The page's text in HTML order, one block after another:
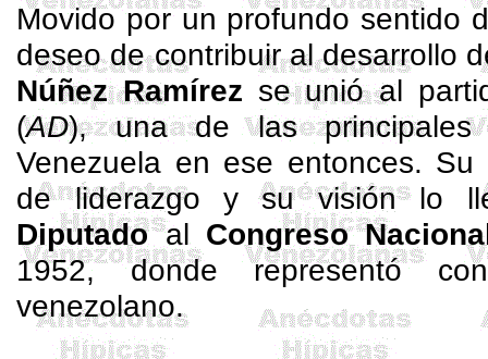
Movido por un profundo sentido
deseo de contribuir al desarrollo
Núñez Ramírez se unió al
(AD), una de las principales
Venezuela en ese entonces. Su
de liderazgo y su visión lo
Diputadoal Congreso
1952, donde representó
venezolano.